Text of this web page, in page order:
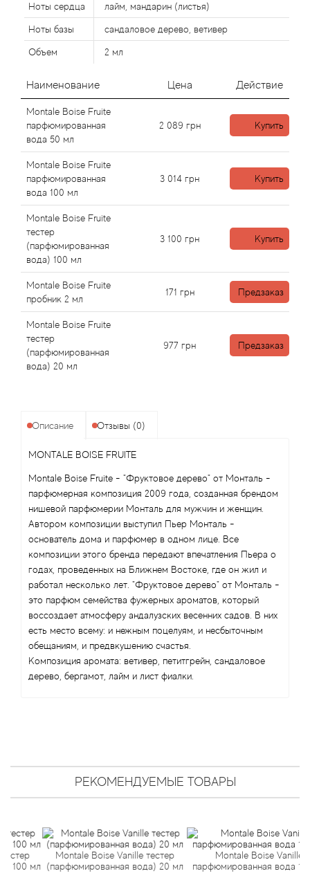
Ноты сердца лайм, мандарин (листья)
Ноты базы сандаловое дерево, ветивер
Объем 2 мл
Наименование Цена Действие
Montale Boise Fruite
парфюмированная
вода 50 мл
2 089 грн Купить
Montale Boise Fruite
парфюмированная
вода 100 мл
3 014 грн Купить
Montale Boise Fruite
тестер
(парфюмированная
вода) 100 мл
3 100 грн Купить
Montale Boise Fruite
пробник 2 мл
171 грн Предзаказ
Montale Boise Fruite
тестер
(парфюмированная
вода) 20 мл
977 грн Предзаказ
Описание Отзывы (0)
MONTALE BOISE FRUITE
Montale Boise Fruite - "Фруктовое дерево" от Монталь -
парфюмерная композиция 2009 года, созданная брендом
нишевой парфюмерии Монталь для мужчин и женщин.
Автором композиции выступил Пьер Монталь -
основатель дома и парфюмер в одном лице. Все
композиции этого бренда передают впечатления Пьера о
годах, проведенных на Ближнем Востоке, где он жил и
работал несколько лет. "Фруктовое дерево" от Монталь -
это парфюм семейства фужерных ароматов, который
воссоздает атмосферу андалузских весенних садов. В них
есть место всему: и нежным поцелуям, и несбыточным
обещаниям, и предвкушению счастья.
Композиция аромата: ветивер, петитгрейн, сандаловое
дерево, бергамот, лайм и лист фиалки.
РЕКОМЕНДУЕМЫЕ ТОВАРЫ
мл
Montale Boise Vanille тестер
(парфюмированная вода) 20 мл
Montale Boise Vanille
парфюмированная вода 100
Aigner
Aj Arabia (Widian)
Ajmal
Al Haramain
Al Jazeera
Alaia Paris
Alexander McQueen
Alexandre Barthet
Alexandre J
Alfred Dunhill
Alyson Oldoini
Amouage
Amouroud
Andre L'Arom
Angel Schlesser
Anima Mundi
Anna Sui
Annayake
Antonia's Flowers
Antonio Puig